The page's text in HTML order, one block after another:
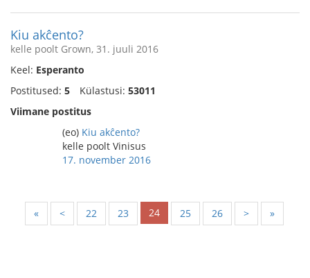
Kiu akĉento?
kelle poolt Grown, 31. juuli 2016
Keel: Esperanto
Postitused: 5 Külastusi: 53011
Viimane postitus
(eo) Kiu akĉento?
kelle poolt Vinisus
17. november 2016
« < 22 23 24 25 26 > »